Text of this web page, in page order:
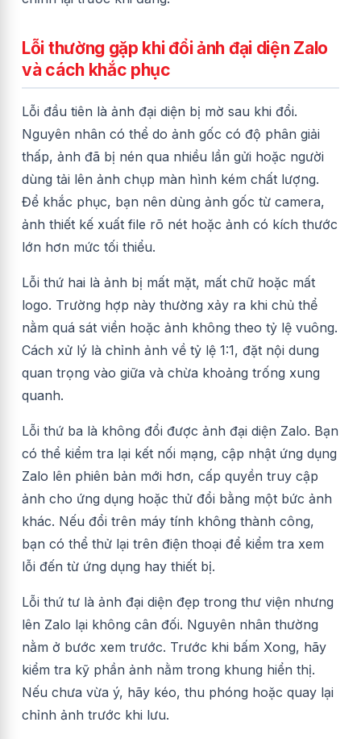
Lỗi thường gặp khi đổi ảnh đại diện Zalo
và cách khắc phục
Lỗi đầu tiên là ảnh đại diện bị mờ sau khi đổi.
Nguyên nhân có thể do ảnh gốc có độ phân giải
thấp, ảnh đã bị nén qua nhiều lần gửi hoặc người
dùng tải lên ảnh chụp màn hình kém chất lượng.
Để khắc phục, bạn nên dùng ảnh gốc từ camera,
ảnh thiết kế xuất file rõ nét hoặc ảnh có kích thước
lớn hơn mức tối thiểu.
Lỗi thứ hai là ảnh bị mất mặt, mất chữ hoặc mất
logo. Trường hợp này thường xảy ra khi chủ thể
nằm quá sát viền hoặc ảnh không theo tỷ lệ vuông.
Cách xử lý là chỉnh ảnh về tỷ lệ 1:1, đặt nội dung
quan trọng vào giữa và chừa khoảng trống xung
quanh.
Lỗi thứ ba là không đổi được ảnh đại diện Zalo. Bạn
có thể kiểm tra lại kết nối mạng, cập nhật ứng dụng
Zalo lên phiên bản mới hơn, cấp quyền truy cập
ảnh cho ứng dụng hoặc thử đổi bằng một bức ảnh
khác. Nếu đổi trên máy tính không thành công,
bạn có thể thử lại trên điện thoại để kiểm tra xem
lỗi đến từ ứng dụng hay thiết bị.
Lỗi thứ tư là ảnh đại diện đẹp trong thư viện nhưng
lên Zalo lại không cân đối. Nguyên nhân thường
nằm ở bước xem trước. Trước khi bấm Xong, hãy
kiểm tra kỹ phần ảnh nằm trong khung hiển thị.
Nếu chưa vừa ý, hãy kéo, thu phóng hoặc quay lại
chỉnh ảnh trước khi lưu.